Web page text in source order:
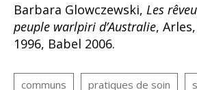
Barbara Glowczewski, Les
peuple warlpiri d’Australie, Arles,
1996, Babel 2006.